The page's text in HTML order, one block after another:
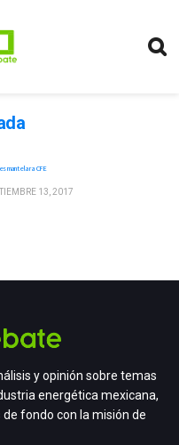
a CFE
13, 2017
y opinión sobre temas
energética mexicana,
fondo con la misión de